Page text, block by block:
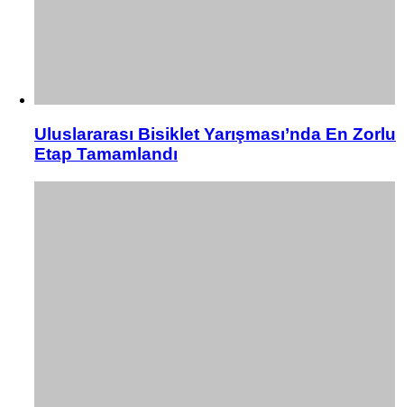
Uluslararası Bisiklet Yarışması’nda En Zorlu
Etap Tamamlandı